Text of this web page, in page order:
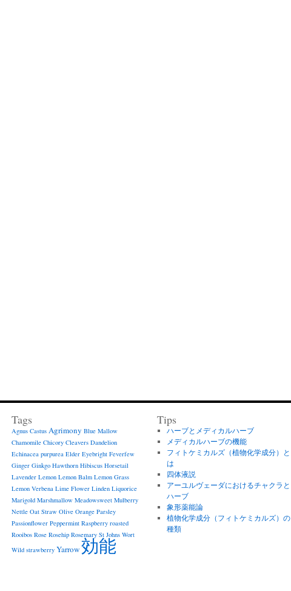
Tags
Agnus Castus Agrimony Blue Mallow
Chamomile Chicory Cleavers Dandelion
Echinacea purpurea Elder Eyebright Feverfew
Ginger Ginkgo Hawthorn Hibiscus Horsetail
Lavender Lemon Lemon Balm Lemon Grass
Lemon Verbena Lime Flower Linden Liquorice
Marigold Marshmallow Meadowsweet Mulberry
Nettle Oat Straw Olive Orange Parsley
Passionflower Peppermint Raspberry roasted
Rooibos Rose Rosehip Rosemary St Johns Wort
Wild strawberry Yarrow効能
Tips
ハーブとメディカルハーブ
メディカルハーブの機能
フィトケミカルズ（植物化学成分）と
は
四体液説
アーユルヴェーダにおけるチャクラと
ハーブ
象形薬能論
植物化学成分（フィトケミカルズ）の
種類